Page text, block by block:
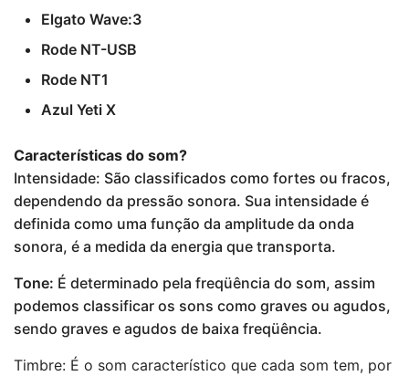
Elgato Wave:3
Rode NT-USB
Rode NT1
Azul Yeti X
Características do som?
Intensidade: São classificados como fortes ou fracos,
dependendo da pressão sonora. Sua intensidade é
definida como uma função da amplitude da onda
sonora, é a medida da energia que transporta.
Tone: É determinado pela freqüência do som, assim
podemos classificar os sons como graves ou agudos,
sendo graves e agudos de baixa freqüência.
Timbre: É o som característico que cada som tem, por